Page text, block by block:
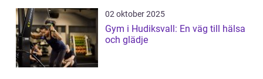
02 oktober 2025
Gym i Hudiksvall: En väg till hälsa
och glädje